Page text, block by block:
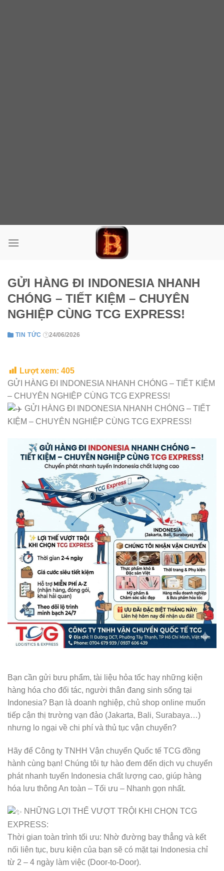
GỬI HÀNG ĐI INDONESIA NHANH
CHÓNG – TIẾT KIỆM – CHUYÊN
NGHIỆP CÙNG TCG EXPRESS!
TIN TỨC 24/06/2026
Lượt xem: 405
GỬI HÀNG ĐI INDONESIA NHANH CHÓNG – TIẾT KIỆM
– CHUYÊN NGHIỆP CÙNG TCG EXPRESS!
GỬI HÀNG ĐI INDONESIA NHANH CHÓNG – TIẾT
KIỆM – CHUYÊN NGHIỆP CÙNG TCG EXPRESS!
Bạn cần gửi bưu phẩm, tài liệu hỏa tốc hay những kiện
hàng hóa cho đối tác, người thân đang sinh sống tại
Indonesia? Bạn là doanh nghiệp, chủ shop online muốn
tiếp cận thị trường vạn đảo (Jakarta, Bali, Surabaya…)
nhưng lo ngại về chi phí và thủ tục vận chuyển?
Hãy để Công ty TNHH Vận chuyển Quốc tế TCG đồng
hành cùng bạn! Chúng tôi tự hào đem đến dịch vụ chuyển
phát nhanh tuyến Indonesia chất lượng cao, giúp hàng
hóa lưu thông An toàn – Tối ưu – Nhanh gọn nhất.
NHỮNG LỢI THẾ VƯỢT TRỘI KHI CHỌN TCG
EXPRESS:
Thời gian toàn trình tối ưu: Nhờ đường bay thẳng và kết
nối liên tục, bưu kiện của bạn sẽ có mặt tại Indonesia chỉ
từ 2 – 4 ngày làm việc (Door-to-Door).